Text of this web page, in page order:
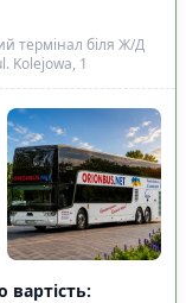
термінал біля Ж/Д
Kolejowa, 1
вартість: